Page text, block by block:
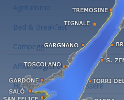
Agriturismo
Bed & Breakfast
Campeggi
Affitti stagionali
Hotel con centro benessere